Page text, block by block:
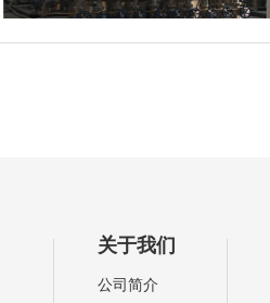
关于我们
公司简介